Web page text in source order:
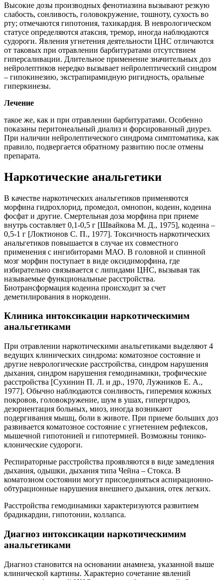
Высокие дозы производных фенотиазина вызывают резкую
слабость, сонливость, головокружение, тошноту, сухость во
рту; отмечаются гипотония, тахикардия. В неврологическом
статусе определяются атаксия, тремор, иногда наблюдаются
судороги. Явления угнетения деятельности ЦНС отличаются
от таковых при отравлении барбитуратами отсутствием
гиперсаливации. Длительное применение значительных доз
нейролептиков нередко вызывает нейролептический синдром
– гипокинезию, экстрапирамидную ригидность, оральные
гиперкинезы.
Лечение
такое же, как и при отравлении барбитуратами. Особенно
показаны перитонеальный диализ и форсированный диурез.
При наличии нейролептического синдрома симптоматика, как
правило, подвергается обратному развитию после отмены
препарата.
Наркотические анальгетики
В качестве наркотических анальгетиков применяются
морфина гидрохлорид, промедол, омнопон, кодеин, кодеина
фосфат и другие. Смертельная доза морфина при приеме
внутрь составляет 0,1-0,5 г [Швайкова М. Д., 1975], кодеина –
0,5-1 г [Локтионов С. П., 1977]. Токсичность наркотических
анальгетиков повышается в случае их совместного
применения с ингибиторами МАО. В головной и спинной
мозг морфин поступает в виде оксидиморфина, где
избирательно связывается с липидами ЦНС, вызывая так
называемые функциональные расстройства.
Биотрансформация кодеина происходит за счет
деметилирования в норкодеин.
Клиника интоксикации наркотическимим
анальгетиками
При отравлении наркотическими анальгетиками выделяют 4
ведущих клинических синдрома: коматозное состояние и
другие неврологические расстройства, синдром нарушения
дыхания, синдром нарушения гемодинамики, трофические
расстройства [Сухинин П. Л. и др., 1970, Лужников Е. А.,
1977]. Обычно наблюдаются сонливость, гиперемия кожных
покровов, головокружение, шум в ушах, гипергидроз,
дезориентация больных, миоз, иногда возникают
подергивания мышц, боли в животе. При приеме больших доз
развивается коматозное состояние с угнетением рефлексов,
мышечной гипотонией и гипотермией. Возможны тонико-
клонические судороги.
Респираторные расстройства проявляются в виде замедления
дыхания, одышки, дыхания типа Чейна – Стокса. В
коматозном состоянии могут присоединяться аспирационно-
обтурационные нарушения внешнего дыхания, отек легких.
Расстройства гемодинамики характеризуются развитием
брадикардии, гипотонии, коллапса.
Диагноз интоксикации наркотическимим
анальгетиками
Диагноз становится на основании анамнеза, указанной выше
клинической картины. Характерно сочетание явлений